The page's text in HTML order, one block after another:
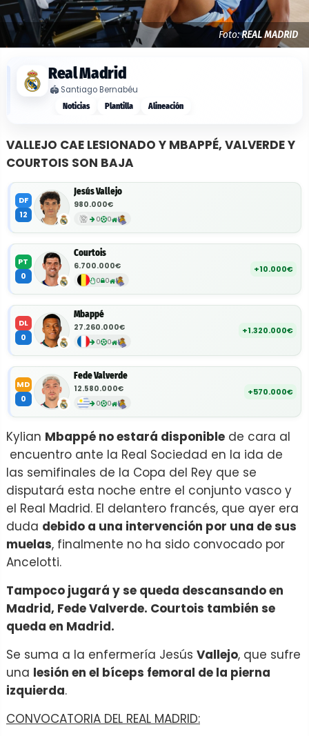
Foto:REAL MADRID
Real Madrid
🏟️ Santiago Bernabéu
Noticias Plantilla Alineación
VALLEJO CAE LESIONADO Y MBAPPÉ, VALVERDE Y
COURTOIS SON BAJA
DF
12
Jesús Vallejo
980.000€
0 0
PT
0
Courtois
6.700.000€
0 0
+10.000€
DL
0
Mbappé
27.260.000€
0 0
+1.320.000€
MD
0
Fede Valverde
12.580.000€
0 0
+570.000€
Kylian Mbappé no estará disponible de cara al
encuentro ante la Real Sociedad en la ida de
las semifinales de la Copa del Rey que se
disputará esta noche entre el conjunto vasco y
el Real Madrid. El delantero francés, que ayer era
duda debido a una intervención por una de sus
muelas, finalmente no ha sido convocado por
Ancelotti.
Tampoco jugará y se queda descansando en
Madrid, Fede Valverde. Courtois también se
queda en Madrid.
Se suma a la enfermería Jesús Vallejo, que sufre
una lesión en el bíceps femoral de la pierna
izquierda.
CONVOCATORIA DEL REAL MADRID: